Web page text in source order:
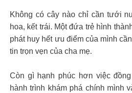
Không có cây nào chỉ cần tưới
hoa, kết trái. Một đứa trẻ hình
phát huy hết ưu điểm của mình
tin trọn vẹn của cha mẹ.
Còn gì hạnh phúc hơn việc
hành trình khám phá chính mình